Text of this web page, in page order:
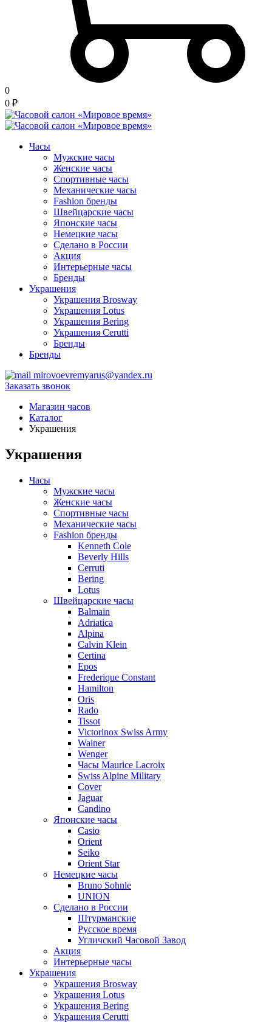
0
0 ₽
Часы
Мужские часы
Женские часы
Спортивные часы
Механические часы
Fashion бренды
Швейцарские часы
Японские часы
Немецкие часы
Сделано в России
Акция
Интерьерные часы
Бренды
Украшения
Украшения Brosway
Украшения Lotus
Украшения Bering
Украшения Cerutti
Бренды
Бренды
mirovoevremyarus@yandex.ru
Заказать звонок
Магазин часов
Каталог
Украшения
Украшения
Часы
Мужские часы
Женские часы
Спортивные часы
Механические часы
Fashion бренды
Kenneth Cole
Beverly Hills
Cerruti
Bering
Lotus
Швейцарские часы
Balmain
Adriatica
Alpina
Calvin Klein
Certina
Epos
Frederique Constant
Hamilton
Oris
Rado
Tissot
Victorinox Swiss Army
Wainer
Wenger
Часы Maurice Lacroix
Swiss Alpine Military
Cover
Jaguar
Candino
Японские часы
Casio
Orient
Seiko
Orient Star
Немецкие часы
Bruno Sohnle
UNION
Сделано в России
Штурманские
Русское время
Угличский Часовой Завод
Акция
Интерьерные часы
Украшения
Украшения Brosway
Украшения Lotus
Украшения Bering
Украшения Cerutti